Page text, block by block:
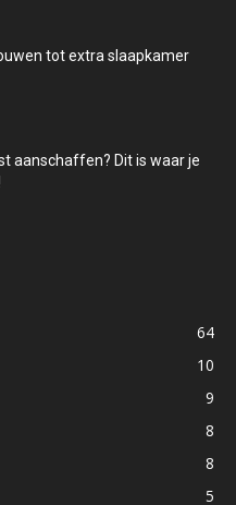
tot extra slaapkamer
aanschaffen? Dit is waar je
64
10
9
8
8
5